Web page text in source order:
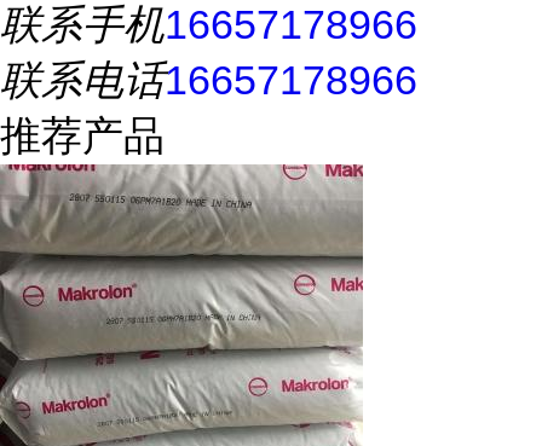
联系手机16657178966
联系电话16657178966
推荐产品